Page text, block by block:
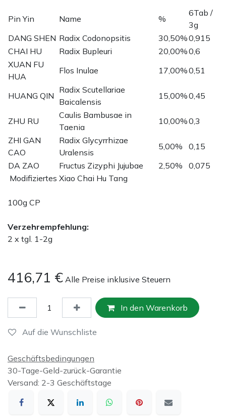
Pin Yin Name %
6Tab /
3g
DANG SHEN Radix Codonopsitis 30,50%0,915
CHAI HU
Radix Bupleuri 20,00%0,6
XUAN FU
HUA
Flos Inulae 17,00%0,51
HUANG QIN
Radix Scutellariae
Baicalensis
15,00%0,45
ZHU RU
Caulis Bambusae in
Taenia
10,00%0,3
ZHI GAN
CAO
Radix Glycyrrhizae
Uralensis
5,00%
0,15
DA ZAO
Fructus Zizyphi Jujubae 2,50%
0,075
Modifiziertes Xiao Chai Hu Tang
100g CP
Verzehrempfehlung:
2 x tgl. 1-2g
416,71 € Alle Preise inklusive Steuern
In den Warenkorb
Auf die Wunschliste
Geschäftsbedingungen
30-Tage-Geld-zurück-Garantie
Versand: 2-3 Geschäftstage